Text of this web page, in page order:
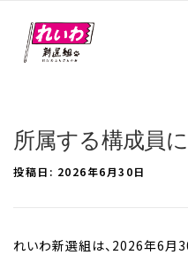
所属する構成員
投稿日: 2026年6月30日
れいわ新選組は、2026年6月